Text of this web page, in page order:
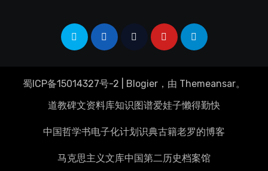
蜀ICP备15014327号-2 Blogier ，由 Themeansar。
道教碑文资料库知识图谱爱娃子懒得勤快
中国哲学书电子化计划识典古籍老罗的博客
马克思主义文库中国第二历史档案馆